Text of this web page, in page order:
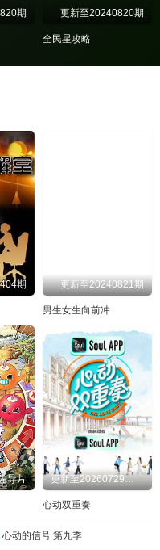
期 更新至20240820期
全民星攻略
期 更新至20240821期
男生女生向前冲
导片 更新至20260729先导片
心动双重奏
心动的信号 第九季